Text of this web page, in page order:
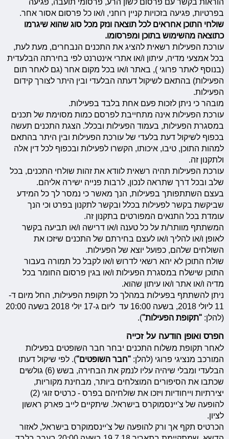
בפרטיות, פגיעה בזכויות קניין רוחני, ו/או כל פרסום אסור אחר.
שולחי התוכן אחראים לכל תוצאה ונזק מכל סוג שהוא שיגרמו
כתוצאה מהשימוש בתוכן ומפרסומו.
עורכת הפעילות רשאית להציג את התכנים הנבחרים, מעת לעת,
בכל אמצעי מדיה, עיתון ו/או אתרי אינטרנט לפי בחירתה הבלעדית
(בנוסף לאתר פרוגי ), באתר ו/או בכל מקום אחר (גם לאחר תום
הפעילות) בהתאם לשיקול דעתה הבלעדי ובין היתר לצורך קידום
הפעילות.
מובהר כי ניתן לזכות פעם אחת בלבד בפעילות.
עורכת הפעילות אינה מתחייבת לפרסם כמות מסוימת של תכנים
במסגרת הפעילות, בעמוד הפעילות ובכלל. הצגת התכנים תעשה
בכפוף לשיקול דעת בלעדי של עורכת הפעילות ובין היתר בהתאם
למהות התוכן, טיבו, איכותו, הקשרו לפעילות ובכפוף לכל דין אלה
ולתקנון זה.
עורכת הפעילות תהיה רשאית לוודא את זהות שולחי התכנים, בכל
שלב ובכל דרך שתראה לנכון, לרבות פנייה ישירה אליהם.
בעצם השתתפותך בפעילות, הנך מאשר כי נמסר לך כל המידע
שביקשת בקשר לפעילות בכלל ובקשר לתקנון בפרט וכי הנך
עומדת בכל התנאים המפורטים בתקנון זה.
המשתתף מוותר/ת על כל טענה ו/או דרישה ו/או תביעה בקשר
לאופן ו/או להליך ו/או לעצם בחירתם של התכנים שיזכו את
השולחים שלהם, כפועל יוצא של הפעילות.
שולח התוכן לא יהא רשאי לדרוש ו/או לקבל כל תמורה בעבור
התוכן שישלח במסגרת הפעילות ו/או בגין פרסום החומר בכל
מדיה ו/או אתר ו/או עיתון שהוא.
ניתן להשתתף בפעילות במהלך כל תקופת הפעילות, החל מיום ד-
11 ליולי 2018, בשעה 16:00 עד ליום ג-17 יולי 2018 בשעה 20:00
(להלן:"תקופת הפעילות").
הפרס ואופן הודעה על זכייה
לאחר תקופת משלוח התכנים יבחר חבר השופטים בפעילות
המורכב מנציגי פרוגי (להלן:"חבר השופטים"). לפי שיקול דעתו
הבלעדי ומבלי שיהיה עליו לנמק את הבחירה, בשש (6) גולשים
שכתבו את הסיפורים המוצלחים ביותר, מבחינת מקוריות,
יצירתיות וייחודיות ויזכו את שולחיהם בפרס - כרטיס זוגי (2)
להופעה של צ'יינסמוקרס בישראל. שיתקיים לייב פארק ראשון
לציון.
הכרטיס תקף אך ורק להופעה של צ'יינסמוקרס בישראל, לאזור